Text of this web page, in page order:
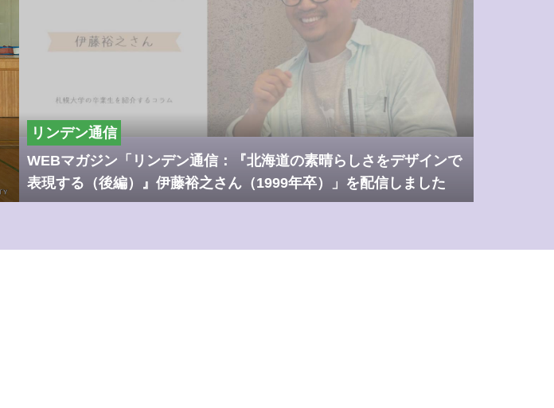
リンデン通信
WEBマガジン「リンデン通信：『北海道の素晴らしさをデザインで
表現する（後編）』伊藤裕之さん（1999年卒）」を配信しました